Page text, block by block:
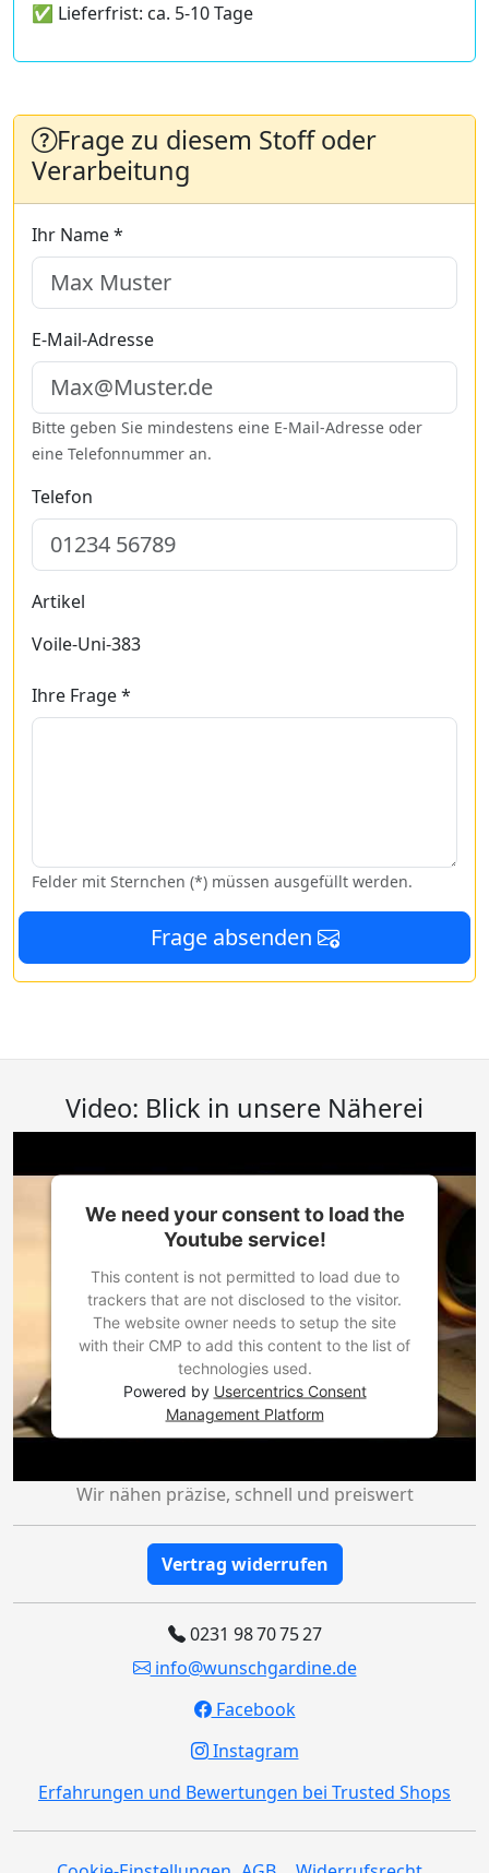
✅ Lieferfrist: ca. 5-10 Tage
Frage zu diesem Stoff oder
Verarbeitung
Ihr Name *
E-Mail-Adresse
Bitte geben Sie mindestens eine E-Mail-Adresse oder
eine Telefonnummer an.
Telefon
Artikel
Voile-Uni-383
Ihre Frage *
Felder mit Sternchen (*) müssen ausgefüllt werden.
Frage absenden
Video: Blick in unsere Näherei
We need your consent to load the
Youtube service!
This content is not permitted to load due to
trackers that are not disclosed to the visitor.
The website owner needs to setup the site
with their CMP to add this content to the list of
technologies used.
Powered by Usercentrics Consent
Management Platform
Wir nähen präzise, schnell und preiswert
Vertrag widerrufen
0231 98 70 75 27
info@wunschgardine.de
Facebook
Instagram
Erfahrungen und Bewertungen bei Trusted Shops